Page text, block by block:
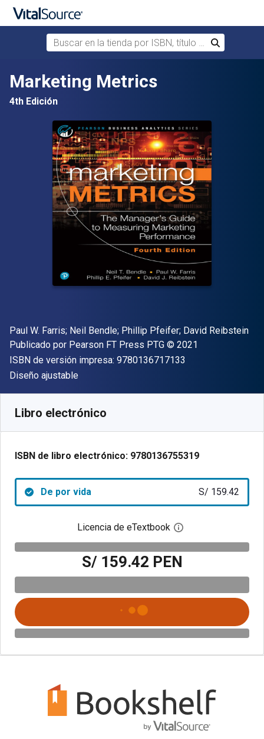
Saltar al contenido principal
Buscar en la tienda por ISBN, título o autor
Buscar
Marketing Metrics
4th Edición
Autor(es)
Paul W. Farris; Neil Bendle; Phillip Pfeifer; David Reibstein
Editor
Publicado por Pearson FT Press PTG Copyright
© 2021
ISBN de versión impresa: 9780136717133
Formato
Diseño ajustable
Libro electrónico
ISBN de libro electrónico: 9780136755319
De por vida S/ 159.42
Licencia de eTextbook Abre el cuadro de
S/ 159.42 PEN